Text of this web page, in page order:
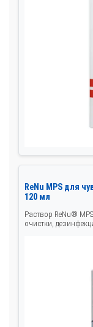
ReNu MPS для
120 мл
Раствор ReNu®
очистки,